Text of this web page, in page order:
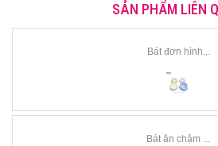
SẢN PHẨM LIÊN
Bát đơn hình...
Bát ăn chậm ...